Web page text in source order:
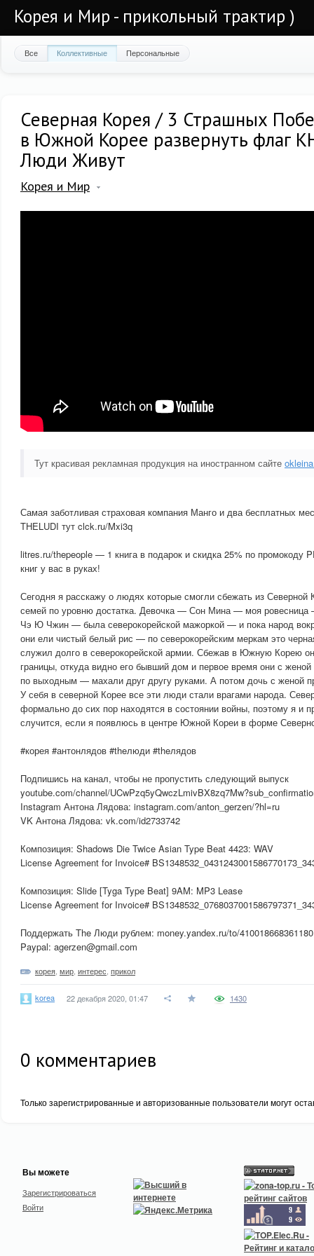
Корея и Мир - прикольный трактир )
Все Коллективные Персональные
Северная Корея / 3 Страшных
в Южной Корее развернуть флаг
Люди Живут
Корея и Мир
Тут красивая рекламная продукция на иностранном сайте
Самая заботливая страховая компания Манго и два бесплатных
THELUDI тут clck.ru/Mxi3q
litres.ru/thepeople — 1 книга в подарок и скидка 25% по промокоду
книг у вас в руках!
Сегодня я расскажу о людях которые смогли сбежать из Северной
семей по уровню достатка. Девочка — Сон Мина — моя
Чэ Ю Чжин — была северокорейской мажоркой — и пока народ
они ели чистый белый рис — по северокорейским меркам это
служил долго в северокорейской армии. Сбежав в Южную Корею
границы, откуда видно его бывший дом и первое время они с
по выходным — махали друг другу руками. А потом дочь с женой
У себя в северной Корее все эти люди стали врагами народа.
формально до сих пор находятся в состоянии войны, поэтому я и
случится, если я появлюсь в центре Южной Кореи в форме
#корея #антонлядов #theлюди #theлядов
Подпишись на канал, чтобы не пропустить следующий выпуск
youtube.com/channel/
Instagram Антона Лядова: instagram.com/anton_gerzen/?hl=ru
VK Антона Лядова: vk.com/id2733742
Композиция: Shadows Die Twice Asian Type Beat 4423: WAV
License Agreement for Invoice#
Композиция: Slide [Tyga Type Beat] 9AM: MP3 Lease
License Agreement for Invoice#
Поддержать The Люди рублем: money.yandex.ru/to/410018668361180
Paypal: agerzen@gmail.com
корея мир интерес прикол
korea 22 декабря 2020, 01:47 1430
0 комментариев
Только зарегистрированные и авторизованные пользователи могут
Вы можете
Зарегистрироваться
Войти